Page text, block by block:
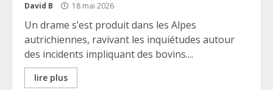
David B 18 mai 2026
Un drame s’est produit dans les Alpes
autrichiennes, ravivant les inquiétudes autour
des incidents impliquant des bovins....
lire plus